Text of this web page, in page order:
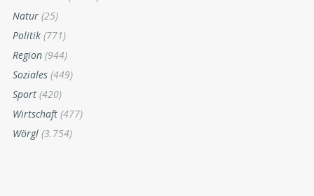
Natur (25)
Politik (771)
Region (944)
Soziales (449)
Sport (420)
Wirtschaft (477)
Wörgl (3.754)